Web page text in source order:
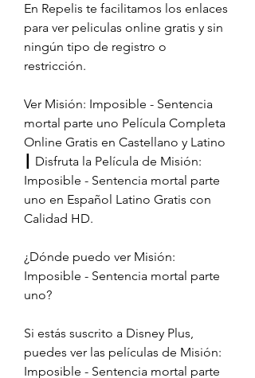
En Repelis te facilitamos los enlaces
para ver peliculas online gratis y sin
ningún tipo de registro o
restricción.
Ver Misión: Imposible - Sentencia
mortal parte uno Película Completa
Online Gratis en Castellano y Latino
┃ Disfruta la Película de Misión:
Imposible - Sentencia mortal parte
uno en Español Latino Gratis con
Calidad HD.
¿Dónde puedo ver Misión:
Imposible - Sentencia mortal parte
uno?
Si estás suscrito a Disney Plus,
puedes ver las películas de Misión:
Imposible - Sentencia mortal parte